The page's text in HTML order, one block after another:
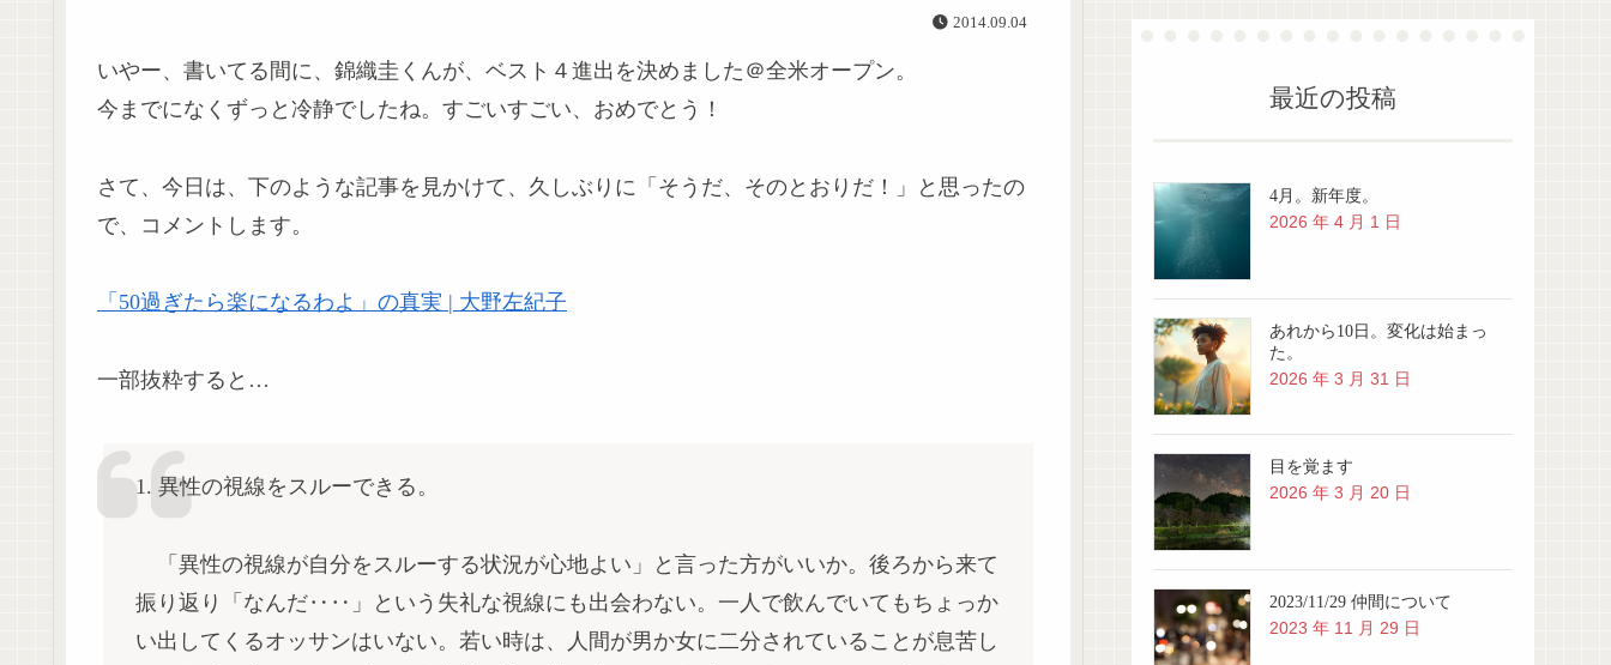
2014.09.04
いやー、書いてる間に、錦織圭くんが、ベスト４進出を決めました＠全米オープン。
今までになくずっと冷静でしたね。すごいすごい、おめでとう！
さて、今日は、下のような記事を見かけて、久しぶりに「そうだ、そのとおりだ！」と思ったの
で、コメントします。
「50過ぎたら楽になるわよ」の真実 | 大野左紀子
一部抜粋すると…
1. 異性の視線をスルーできる。
「異性の視線が自分をスルーする状況が心地よい」と言った方がいいか。後ろから来て
振り返り「なんだ‥‥」という失礼な視線にも出会わない。一人で飲んでいてもちょっか
い出してくるオッサンはいない。若い時は、人間が男か女に二分されていることが息苦し
最近の投稿
4月。新年度。
2026 年 4 月 1 日
あれから10日。変化は始まっ
た。
2026 年 3 月 31 日
目を覚ます
2026 年 3 月 20 日
2023/11/29 仲間について
2023 年 11 月 29 日